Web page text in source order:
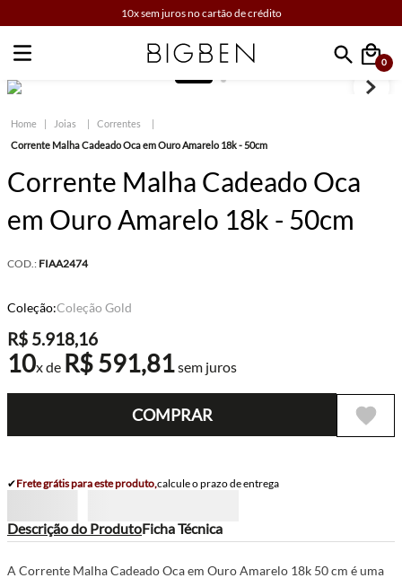
10x sem juros no cartão de crédito
Faça sua busca
0
Joias
Correntes
Corrente Malha Cadeado Oca em Ouro Amarelo 18k - 50cm
Corrente Malha Cadeado Oca
em Ouro Amarelo 18k - 50cm
COD.: FIAA2474
Coleção:Coleção Gold
R$ 5.918,16
10x de R$591,81sem juros
COMPRAR
✔Frete grátis para este produto,calcule o prazo de entrega
Descrição do ProdutoFicha Técnica
A Corrente Malha Cadeado Oca em Ouro Amarelo 18k 50 cm é uma